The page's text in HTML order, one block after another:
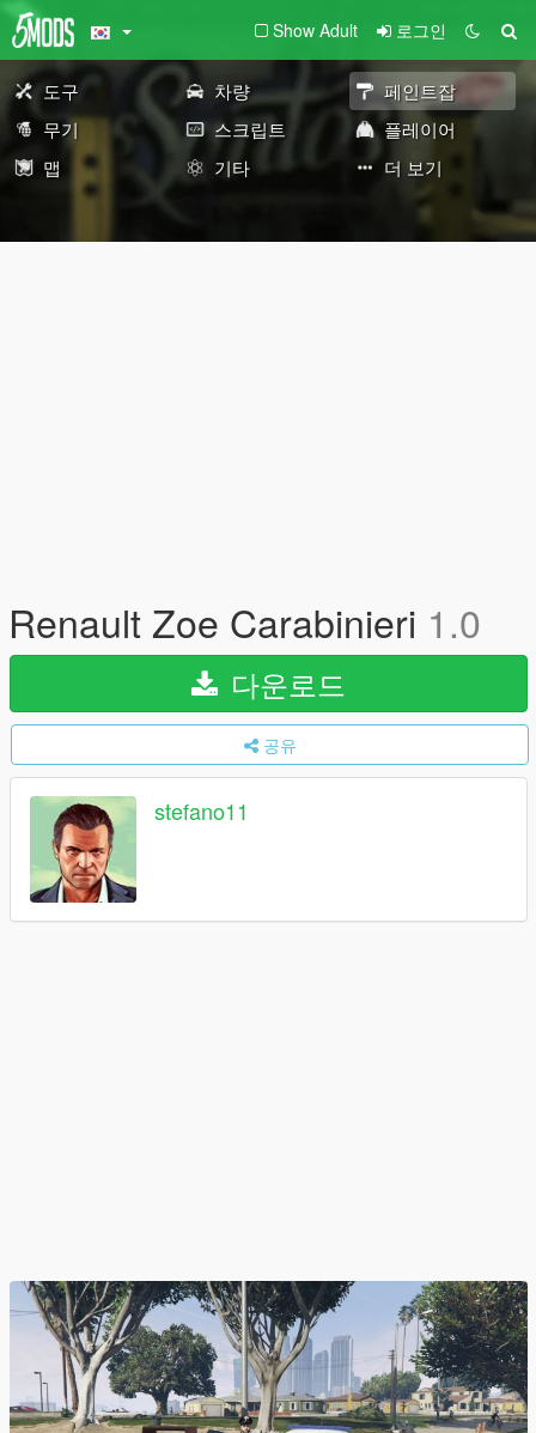
Show Adult 로그인
도구 차량
페인트잡
무기
스크립트
플레이어
맵
기타 더 보기
Renault Zoe Carabinieri 1.0
다운로드
공유
stefano11